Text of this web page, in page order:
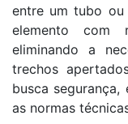
entre um tubo
elemento com
eliminando a
trechos
busca
as normas